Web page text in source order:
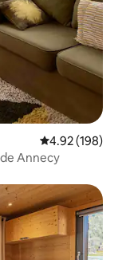
Calificación
4.92 (198)
Annecy